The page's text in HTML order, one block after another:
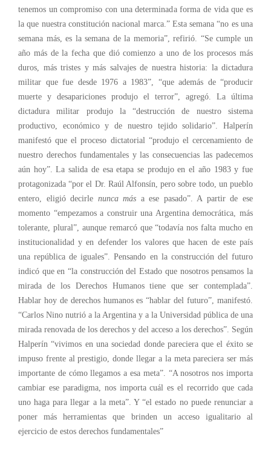
tenemos un compromiso con una determinada forma de vida que es
la que nuestra constitución nacional marca.” Esta semana “no es una
semana más, es la semana de la memoria”, refirió. “Se cumple un
año más de la fecha que dió comienzo a uno de los procesos más
duros, más tristes y más salvajes de nuestra historia: la dictadura
militar que fue desde 1976 a 1983”, “que además de “producir
muerte y desapariciones produjo el terror”, agregó. La última
dictadura militar produjo la “destrucción de nuestro sistema
productivo, económico y de nuestro tejido solidario”. Halperín
manifestó que el proceso dictatorial “produjo el cercenamiento de
nuestro derechos fundamentales y las consecuencias las padecemos
aún hoy”. La salida de esa etapa se produjo en el año 1983 y fue
protagonizada “por el Dr. Raúl Alfonsín, pero sobre todo, un pueblo
entero, eligió decirle nunca más a ese pasado”. A partir de ese
momento “empezamos a construir una Argentina democrática, más
tolerante, plural”, aunque remarcó que “todavía nos falta mucho en
institucionalidad y en defender los valores que hacen de este país
una república de iguales”. Pensando en la construcción del futuro
indicó que en “la construcción del Estado que nosotros pensamos la
mirada de los Derechos Humanos tiene que ser contemplada”.
Hablar hoy de derechos humanos es “hablar del futuro”, manifestó.
“Carlos Nino nutrió a la Argentina y a la Universidad pública de una
mirada renovada de los derechos y del acceso a los derechos”. Según
Halperín “vivimos en una sociedad donde pareciera que el éxito se
impuso frente al prestigio, donde llegar a la meta pareciera ser más
importante de cómo llegamos a esa meta”. “A nosotros nos importa
cambiar ese paradigma, nos importa cuál es el recorrido que cada
uno haga para llegar a la meta”. Y “el estado no puede renunciar a
poner más herramientas que brinden un acceso igualitario al
ejercicio de estos derechos fundamentales”